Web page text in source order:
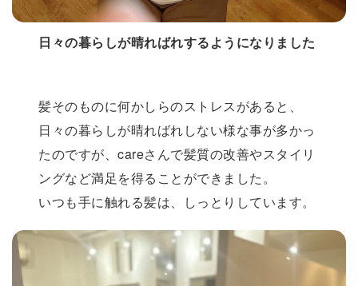
日々の暮らしが晴ればれするようになりました
髪そのものに何かしらのストレスがあると、
日々の暮らしが晴ればれしない様な事が多かっ
たのですが、careさんで髪質の改善やスタイリ
ングなど満足を得ることができました。
いつも手に触れる髪は、しっとりしています。